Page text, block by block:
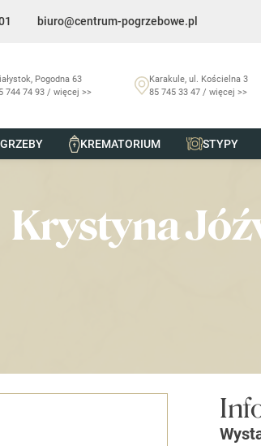
biuro@centrum-pogrzebowe.pl
Pogodna 63
744 74 93 / więcej >>
Karakule, ul. Kościelna 3
85 745 33 47 / więcej >>
KREMATORIUM STYPY
Pogrzebowe /Nekrologi Krystyna Jóźwik z domu
Krystyna